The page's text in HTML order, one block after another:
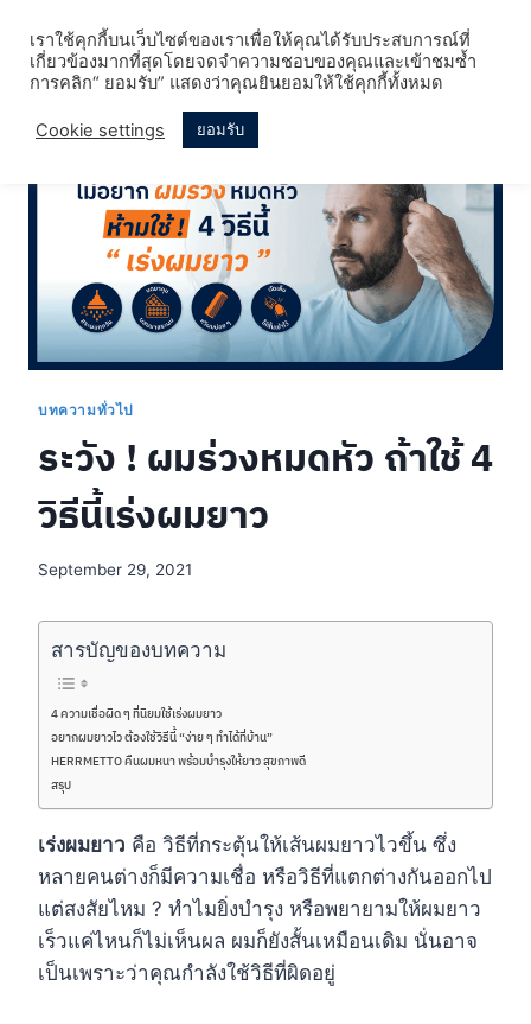
content
บทความทั่วไป
ระวัง ! ผมร่วงหมดหัว ถ้าใช้ 4
วิธีนี้เร่งผมยาว
September 29, 2021
สารบัญของบทความ
4 ความเชื่อผิด ๆ ที่นิยมใช้เร่งผมยาว
อยากผมยาวไว ต้องใช้วิธีนี้ “ง่าย ๆ ทำได้ที่บ้าน”
HERRMETTO คืนผมหนา พร้อมบำรุงให้ยาว สุขภาพดี
สรุป
เร่งผมยาว คือ วิธีที่กระตุ้นให้เส้นผมยาวไวขึ้น ซึ่ง
หลายคนต่างก็มีความเชื่อ หรือวิธีที่แตกต่างกันออกไป
แต่สงสัยไหม ? ทำไมยิ่งบำรุง หรือพยายามให้ผมยาว
เร็วแค่ไหนก็ไม่เห็นผล ผมก็ยังสั้นเหมือนเดิม นั่นอาจ
เป็นเพราะว่าคุณกำลังใช้วิธีที่ผิดอยู่
เราใช้คุกกี้บนเว็บไซต์ของเราเพื่อให้คุณได้รับประสบการณ์ที่
เกี่ยวข้องมากที่สุดโดยจดจำความชอบของคุณและเข้าชมซ้ำ
การคลิก“ ยอมรับ” แสดงว่าคุณยินยอมให้ใช้คุกกี้ทั้งหมด
Cookie settings ยอมรับ